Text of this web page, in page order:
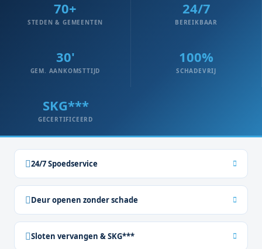
70+
STEDEN & GEMEENTEN
24/7
BEREIKBAAR
30'
GEM. AANKOMSTTIJD
100%
SCHADEVRIJ
SKG***
GECERTIFICEERD
24/7 Spoedservice
Deur openen zonder schade
Sloten vervangen & SKG***